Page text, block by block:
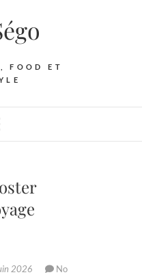
FOOD ET
2026
No